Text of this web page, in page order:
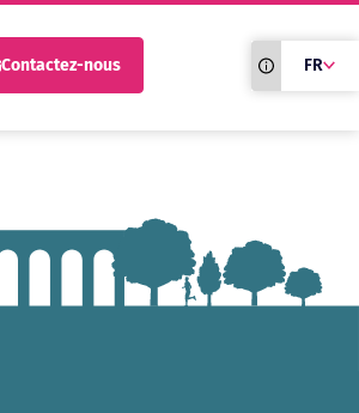
Contactez-nous
Traduction
siteFR